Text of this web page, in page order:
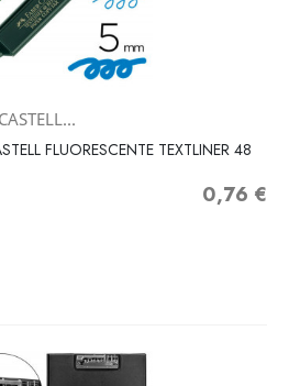
FLUORESCENTE TEXTLINER 48
Precio
0,76 €